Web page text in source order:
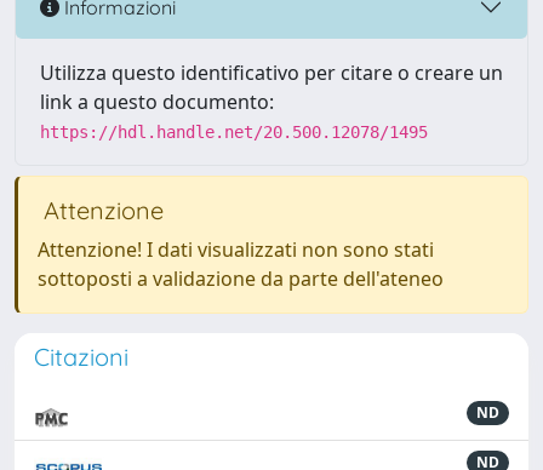
Informazioni
Utilizza questo identificativo per citare o creare un
link a questo documento:
https://hdl.handle.net/20.500.12078/1495
Attenzione
Attenzione! I dati visualizzati non sono stati
sottoposti a validazione da parte dell'ateneo
Citazioni
ND
ND